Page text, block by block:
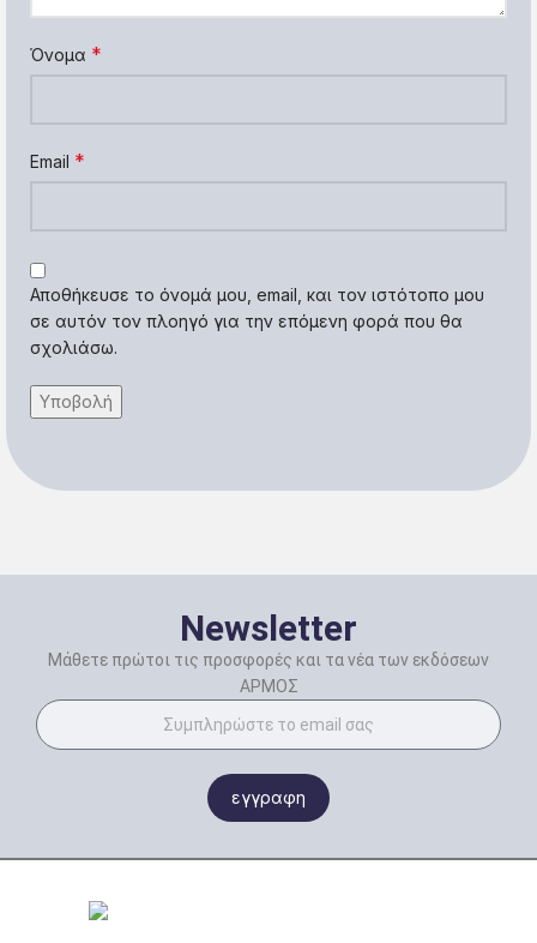
Όνομα *
Email *
Αποθήκευσε το όνομά μου, email, και τον ιστότοπο μου
σε αυτόν τον πλοηγό για την επόμενη φορά που θα
σχολιάσω.
Newsletter
Μάθετε πρώτοι τις προσφορές και τα νέα των εκδόσεων
ΑΡΜΟΣ
εγγραφη